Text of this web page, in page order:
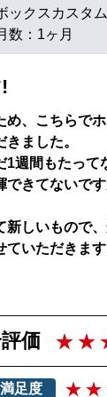
ックスカスタム
数： 1ヶ月
め、こちらで
ました。
1週間もたって
できてないで
新しいもので、
ていただきま
価
足度